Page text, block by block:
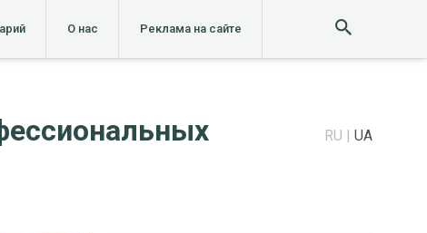
О нас Реклама на сайте
RU UA